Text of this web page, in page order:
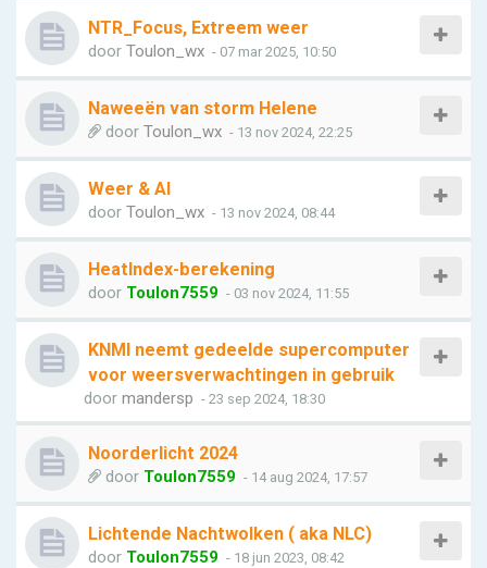
NTR_Focus, Extreem weer
door Toulon_wx - 07 mar 2025, 10:50
Naweeën van storm Helene
door Toulon_wx - 13 nov 2024, 22:25
Weer & AI
door Toulon_wx - 13 nov 2024, 08:44
HeatIndex-berekening
door Toulon7559 - 03 nov 2024, 11:55
KNMI neemt gedeelde supercomputer
voor weersverwachtingen in gebruik
door mandersp - 23 sep 2024, 18:30
Noorderlicht 2024
door Toulon7559 - 14 aug 2024, 17:57
Lichtende Nachtwolken ( aka NLC)
door Toulon7559 - 18 jun 2023, 08:42